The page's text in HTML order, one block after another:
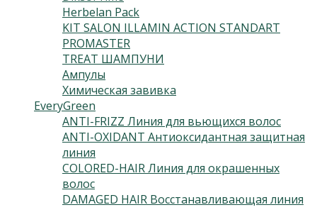
Herbelan Pack
KIT SALON ILLAMIN ACTION STANDART
PROMASTER
TREAT ШАМПУНИ
Ампулы
Химическая завивка
EveryGreen
ANTI-FRIZZ Линия для вьющихся волос
ANTI-OXIDANT Антиоксидантная защитная
линия
COLORED-HAIR Линия для окрашенных
волос
DAMAGED HAIR Восстанавливающая линия